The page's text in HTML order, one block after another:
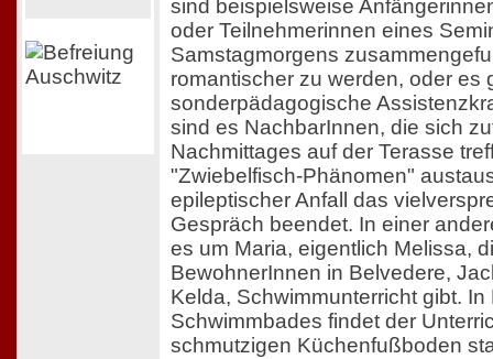
sind beispielsweise
oder Teilnehmerinnen eines
Samstagmorgens
romantischer zu werden, oder es
sonderpädagogische
sind es NachbarInnen, die sich
Nachmittages auf der Terasse
"Zwiebelfisch-Phänomen"
epileptischer Anfall das
Gespräch beendet. In einer
es um Maria, eigentlich Melissa,
BewohnerInnen in Belvedere,
Kelda, Schwimmunterricht gibt.
Schwimmbades findet der
schmutzigen Küchenfußboden